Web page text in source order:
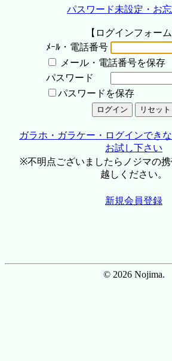
パスワード未設定・お
【ログインフォーム
ﾒｰﾙ・電話番号
メール・電話番号を保存
パスワード
パスワードを保存
ガラホ・ガラケー・ログインでき
お試し下さい
※不明点ございましたらノジマの
越しください。
新規会員登録
© 2026 Nojima.